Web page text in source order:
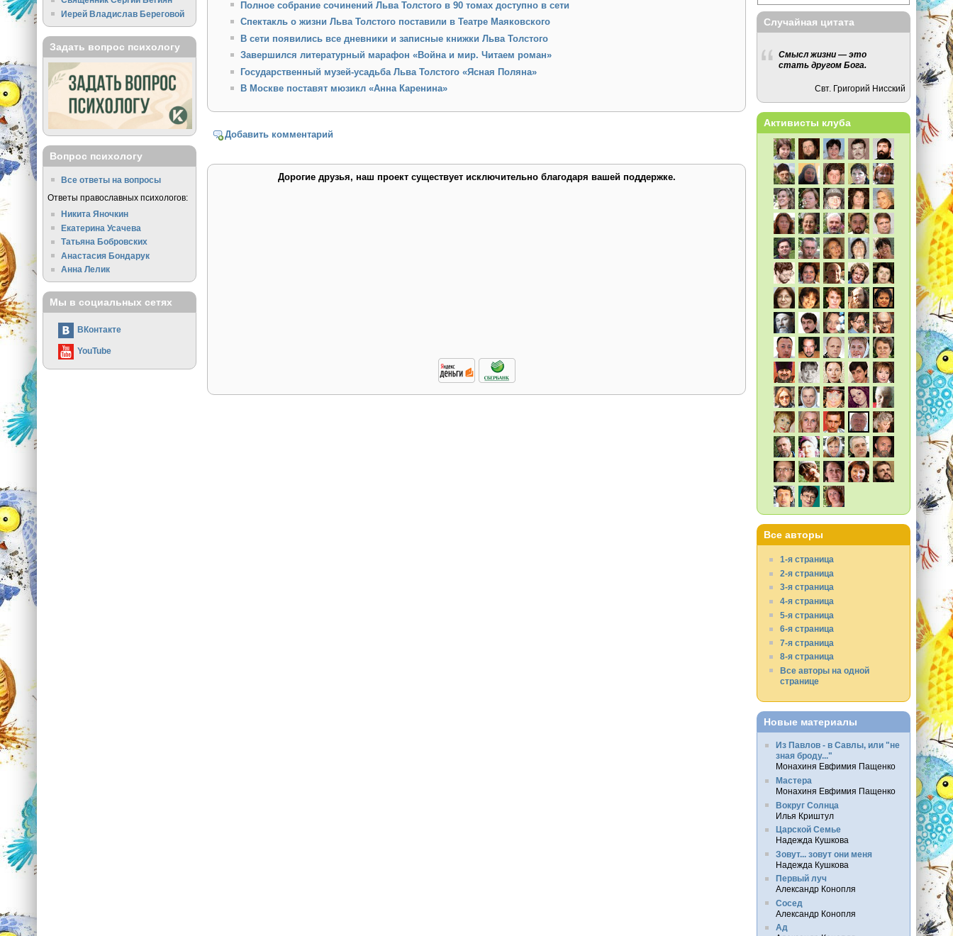
Полное собрание сочинений Льва Толстого в 90 томах доступно в сети
Спектакль о жизни Льва Толстого поставили в Театре Маяковского
В сети появились все дневники и записные книжки Льва Толстого
Завершился литературный марафон «Война и мир. Читаем роман»
Государственный музей-усадьба Льва Толстого «Ясная Поляна»
В Москве поставят мюзикл «Анна Каренина»
Добавить комментарий
Дорогие друзья, наш проект существует исключительно благодаря вашей поддержке.
Иерей Владислав Береговой
Задать вопрос психологу
Вопрос психологу
Все ответы на вопросы
Ответы православных психологов:
Никита Яночкин
Екатерина Усачева
Татьяна Бобровских
Анастасия Бондарук
Анна Лелик
Мы в социальных сетях
ВКонтакте
YouTube
Случайная цитата
Смысл жизни — это
стать другом Бога.
Свт. Григорий Нисский
Активисты клуба
Все авторы
1-я страница
2-я страница
3-я страница
4-я страница
5-я страница
6-я страница
7-я страница
8-я страница
Все авторы на одной
странице
Новые материалы
Из Павлов - в Савлы, или "не
зная броду..."
Монахиня Евфимия Пащенко
Мастера
Монахиня Евфимия Пащенко
Вокруг Солнца
Илья Криштул
Царской Семье
Надежда Кушкова
Зовут... зовут они меня
Надежда Кушкова
Первый луч
Александр Конопля
Сосед
Александр Конопля
Ад